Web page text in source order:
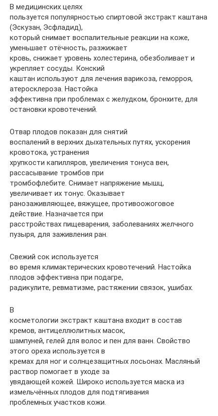
В медицинских целях
пользуется популярностью спиртовой экстракт каштана
(Эскузан, Эсфладид),
который снимает воспалительные реакции на коже,
уменьшает отёчность, разжижает
кровь, снижает уровень холестерина, обезболивает и
укрепляет сосуды. Конский
каштан используют для лечения варикоза, геморроя,
атеросклероза. Настойка
эффективна при проблемах с желудком, бронхите, для
остановки кровотечений.
Отвар плодов показан для снятий
воспалений в верхних дыхательных путях, ускорения
кровотока, устранения
хрупкости капилляров, увеличения тонуса вен,
рассасывание тромбов при
тромбофлебите. Снимает напряжение мышц,
увеличивает их тонус. Оказывает
ранозаживляющее, вяжущее, противоожоговое
действие. Назначается при
расстройствах пищеварения, заболеваниях желчного
пузыря, для заживления ран.
Свежий сок используется
во время климактерических кровотечений. Настойка
плодов эффективна при подагре,
радикулите, ревматизме, растяжении связок, ушибах.
В
косметологии экстракт каштана входит в состав
кремов, антицеллюлитных масок,
шампуней, гелей для волос и пен для ванн. Свойство
этого ореха используется в
кремах для ног и солнцезащитных лосьонах. Масляный
раствор помогает в уходе за
увядающей кожей. Широко используется маска из
измельчённых плодов для подтягивания
проблемных участков кожи.